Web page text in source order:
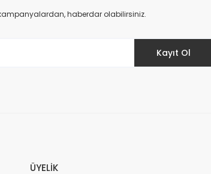
haberdar olabilirsiniz.
Kayıt Ol
ÜYELİK